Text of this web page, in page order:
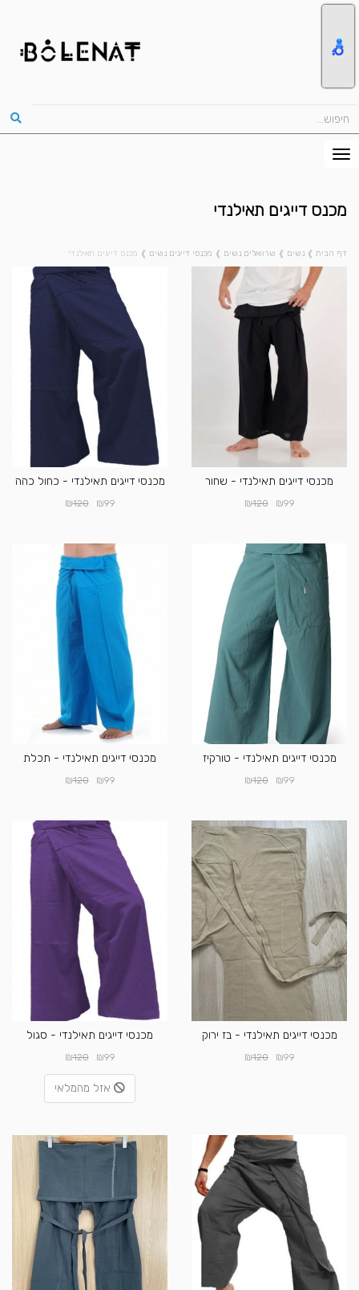
מכנס דייגים תאילנדי
דף הבית ❱ נשים ❱ שרוואלים נשים ❱ מכנסי דייגים נשים ❱ מכנס דייגים תאילנדי
מכנסי דייגים תאילנדי - שחור
₪99
₪120
מכנסי דייגים תאילנדי - כחול כהה
₪99
₪120
מכנסי דייגים תאילנדי - טורקיז
₪99
₪120
מכנסי דייגים תאילנדי - תכלת
₪99
₪120
מכנסי דייגים תאילנדי - בז ירוק
₪99
₪120
מכנסי דייגים תאילנדי - סגול
₪99
₪120
אזל מהמלאי